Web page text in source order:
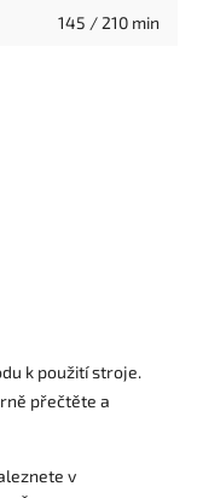
145 / 210 min
k použití stroje.
přečtěte a
v